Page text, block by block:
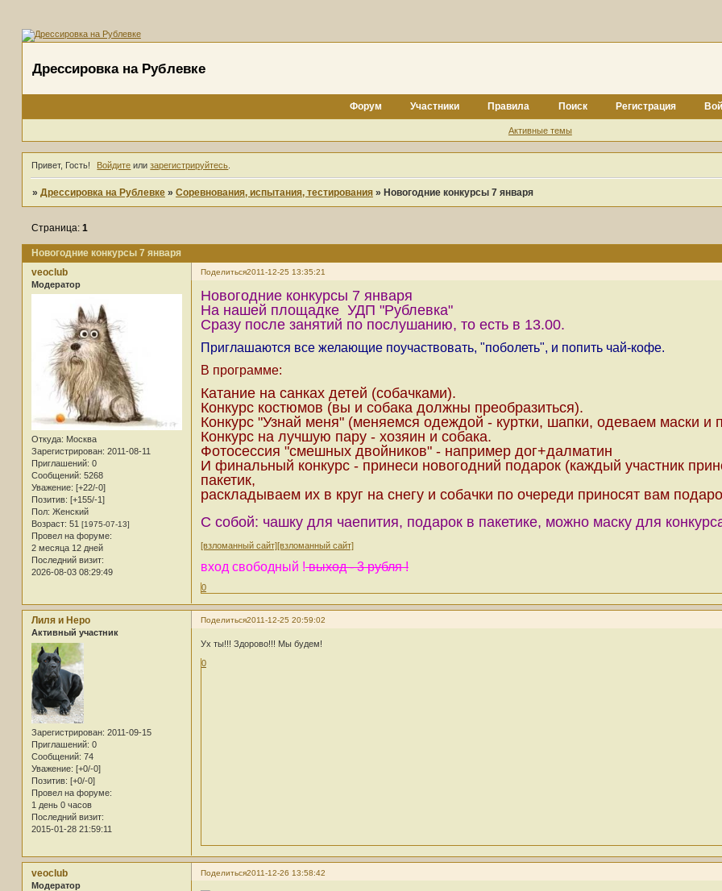
Дрессировка на Рублевке
Форум Участники Правила Поиск Регистрация
Активные темы
Привет, Гость! Войдите илизарегистрируйтесь
» Дрессировка на Рублевке » Соревнования, испытания, тестирования » Новогодние конкурсы 7 января
Новогодние конкурсы 7 января
Страница: 1
Поделиться2011-12-25 13:35:21
veoclub
Модератор
Откуда: Москва
Зарегистрирован: 2011-08-11
Приглашений: 0
Сообщений: 5268
Уважение: [+22/-0]
Позитив: [+155/-1]
Пол: Женский
Возраст: 51 [1975-07-13]
Провел на форуме:
2 месяца 12 дней
Последний визит:
2026-08-03 08:29:49
Новогодние конкурсы 7 января
На нашей площадке УДП "Рублевка"
Сразу после занятий по послушанию, то есть в 13.00.
Приглашаются все желающие поучаствовать, "поболеть", и попить чай-кофе.
В программе:
Катание на санках детей (собачками).
Конкурс костюмов (вы и собака должны преобразиться).
Конкурс "Узнай меня" (меняемся одеждой - куртки, шапки, одеваем маски и
Конкурс на лучшую пару - хозяин и собака.
Фотосессия "смешных двойников" - например дог+далматин
И финальный конкурс - принеси новогодний подарок (каждый участник
пакетик,
раскладываем их в круг на снегу и собачки по очереди приносят вам
С собой: чашку для чаепития, подарок в пакетике, можно маску для
[взломанный сайт][взломанный сайт]
вход свободный !выход - 3 рубля !
0
Поделиться2011-12-25 20:59:02
Лиля и Неро
Активный участник
Зарегистрирован: 2011-09-15
Приглашений: 0
Сообщений: 74
Уважение: [+0/-0]
Позитив: [+0/-0]
Провел на форуме:
1 день 0 часов
Последний визит:
2015-01-28 21:59:11
Ух ты!!! Здорово!!! Мы будем!
0
Поделиться2011-12-26 13:58:42
veoclub
Модератор